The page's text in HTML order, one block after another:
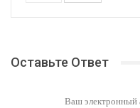
Оставьте Ответ
Ваш электронный